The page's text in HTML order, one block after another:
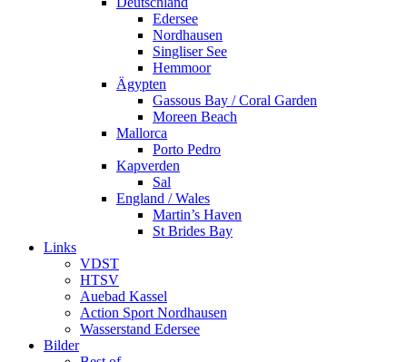
Edersee
Nordhausen
Singliser See
Hemmoor
Ägypten
Gassous Bay / Coral Garden
Moreen Beach
Mallorca
Porto Pedro
Kapverden
Sal
England / Wales
Martin’s Haven
St Brides Bay
Links
VDST
HTSV
Auebad Kassel
Action Sport Nordhausen
Wasserstand Edersee
Bilder